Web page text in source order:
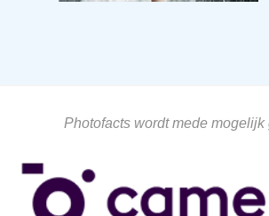
Photofacts wordt mede mogelijk